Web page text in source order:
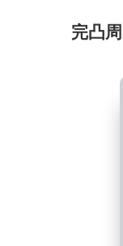
完凸